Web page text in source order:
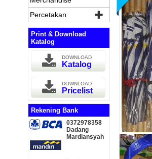
Percetakan
Print & Download
Katalog
DOWNLOAD
Katalog
DOWNLOAD
Pricelist
Rekening Bank
0372978358
Dadang
Mardiansyah